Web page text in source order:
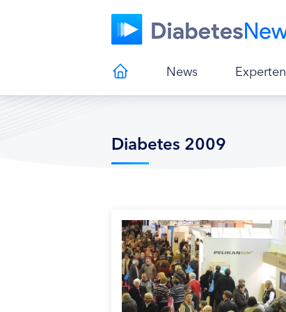
News Experten
Diabetes 2009